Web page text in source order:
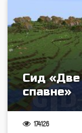
Сид «Две
спавне»
174126